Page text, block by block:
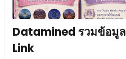
Datamined รวมข้อมู
Link